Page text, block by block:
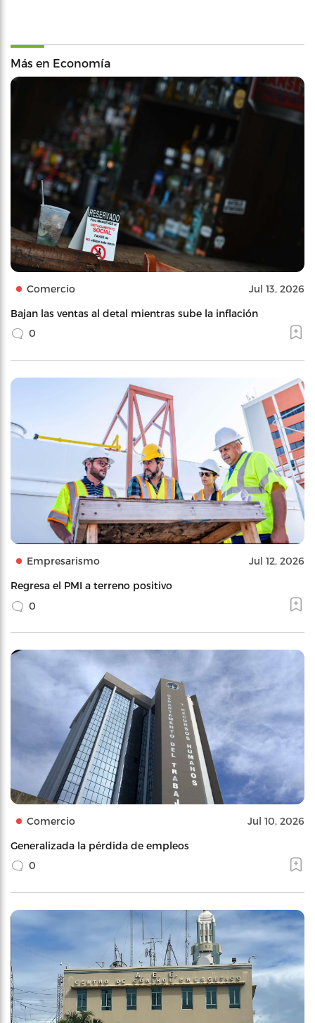
Más en Economía
Comercio Jul 13, 2026
Bajan las ventas al detal mientras sube la inflación
0
Empresarismo Jul 12, 2026
Regresa el PMI a terreno positivo
0
Comercio Jul 10, 2026
Generalizada la pérdida de empleos
0